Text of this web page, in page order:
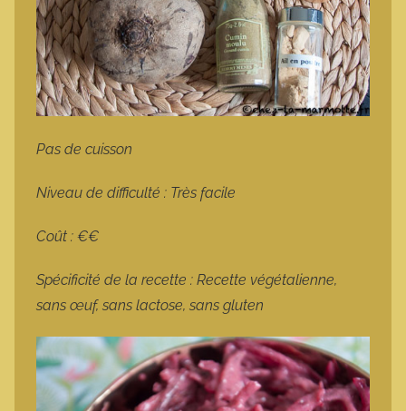
Pas de cuisson
Niveau de difficulté : Très facile
Coût : €€
Spécificité de la recette : Recette végétalienne,
sans œuf, sans lactose, sans gluten